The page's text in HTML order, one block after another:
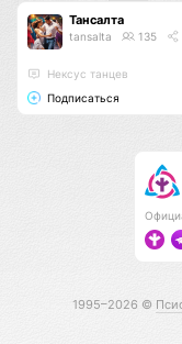
Тансалта
tansalta 135
Нексус танцев
Подписаться
1995–2026 ©